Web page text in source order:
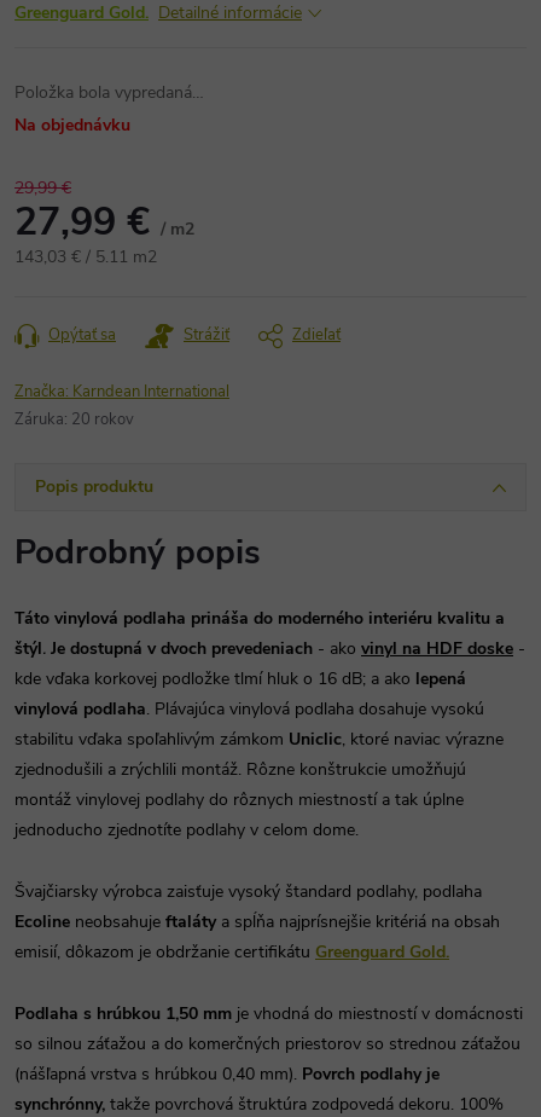
Greenguard Gold. Detailné informácie
Položka bola vypredaná…
Na objednávku
29,99 €
27,99 € / m2
Jednotková
143,03 € / 5.11 m2
Opýtať sa Strážiť Zdieľať
Značka: Karndean International
Záruka: 20 rokov
Popis produktu
Podrobný popis
Táto vinylová podlaha prináša do moderného interiéru kvalitu a
štýl. Je dostupná v dvoch prevedeniach - ako vinyl na HDF doske -
kde vďaka korkovej podložke tlmí hluk o 16 dB; a ako lepená
vinylová podlaha. Plávajúca vinylová podlaha dosahuje vysokú
stabilitu vďaka spoľahlivým zámkom Uniclic, ktoré naviac výrazne
zjednodušili a zrýchlili montáž. Rôzne konštrukcie umožňujú
montáž vinylovej podlahy do rôznych miestností a tak úplne
jednoducho zjednotíte podlahy v celom dome.
Švajčiarsky výrobca zaisťuje vysoký štandard podlahy, podlaha
Ecoline neobsahuje ftaláty a spĺňa najprísnejšie kritériá na obsah
emisií, dôkazom je obdržanie certifikátu Greenguard Gold.
Podlaha s hrúbkou 1,50 mm je vhodná do miestností v domácnosti
so silnou záťažou a do komerčných priestorov so strednou záťažou
(nášľapná vrstva s hrúbkou 0,40 mm). Povrch podlahy je
synchrónny, takže povrchová štruktúra zodpovedá dekoru. 100%